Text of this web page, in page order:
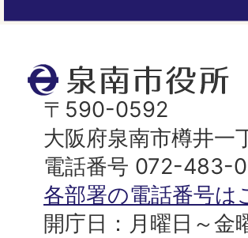
泉
南
市
役
所
〒590-0592
大阪府泉南市樽井一
電話番号 072-483-
各部署の電話番号は
開庁日：月曜日～金